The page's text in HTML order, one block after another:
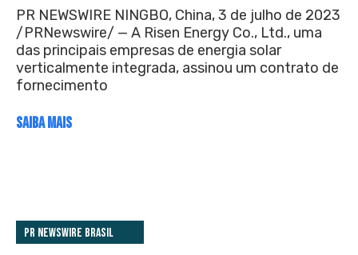
PR NEWSWIRE NINGBO, China, 3 de julho de 2023
/PRNewswire/ — A Risen Energy Co., Ltd., uma
das principais empresas de energia solar
verticalmente integrada, assinou um contrato de
fornecimento
SAIBA MAIS
PR Newswire Brasil